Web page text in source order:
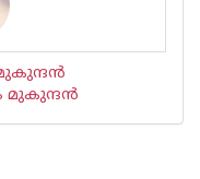
മുകുന്ദ‌ന്‍
മുകുന്ദ‌ന്‍